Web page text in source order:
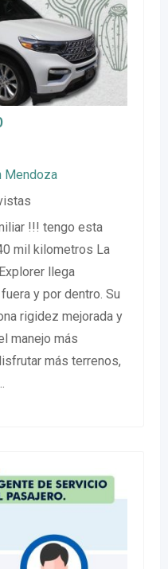
Mendoza
!!! tengo esta
mil kilometros La
llega
y por dentro. Su
rigidez mejorada y
manejo más
más terrenos,